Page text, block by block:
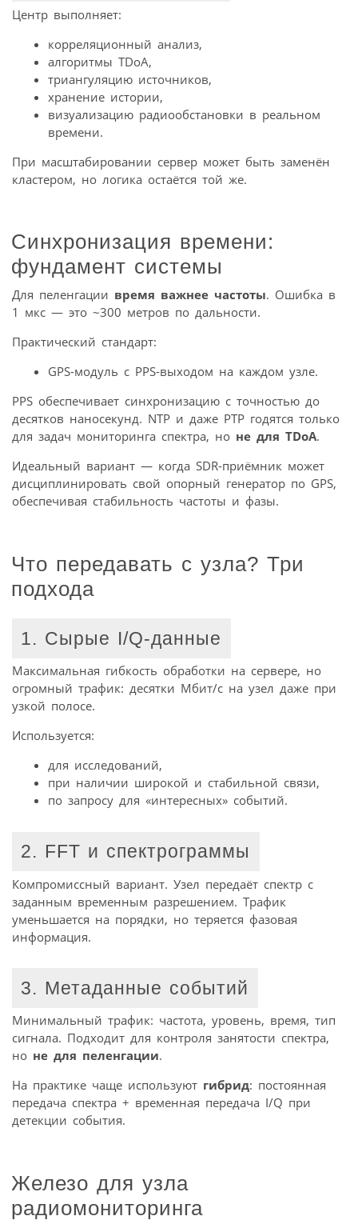
Центр выполняет:
корреляционный анализ,
алгоритмы TDoA,
триангуляцию источников,
хранение истории,
визуализацию радиообстановки в реальном
времени.
При масштабировании сервер может быть заменён
кластером, но логика остаётся той же.
Синхронизация времени:
фундамент системы
Для пеленгации время важнее частоты. Ошибка в
1 мкс — это ~300 метров по дальности.
Практический стандарт:
GPS-модуль с PPS-выходом на каждом узле.
PPS обеспечивает синхронизацию с точностью до
десятков наносекунд. NTP и даже PTP годятся только
для задач мониторинга спектра, но не для TDoA.
Идеальный вариант — когда SDR-приёмник может
дисциплинировать свой опорный генератор по GPS,
обеспечивая стабильность частоты и фазы.
Что передавать с узла? Три
подхода
1. Сырые I/Q-данные
Максимальная гибкость обработки на сервере, но
огромный трафик: десятки Мбит/с на узел даже при
узкой полосе.
Используется:
для исследований,
при наличии широкой и стабильной связи,
по запросу для «интересных» событий.
2. FFT и спектрограммы
Компромиссный вариант. Узел передаёт спектр с
заданным временным разрешением. Трафик
уменьшается на порядки, но теряется фазовая
информация.
3. Метаданные событий
Минимальный трафик: частота, уровень, время, тип
сигнала. Подходит для контроля занятости спектра,
но не для пеленгации.
На практике чаще используют гибрид: постоянная
передача спектра + временная передача I/Q при
детекции события.
Железо для узла
радиомониторинга